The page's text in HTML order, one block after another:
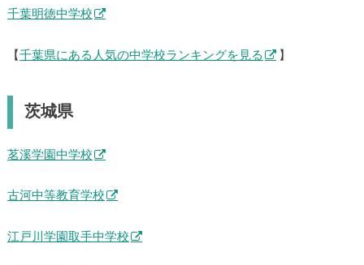
千葉明徳中学校
【 千葉県にある人気の中学校ランキングを見る 】
茨城県
茗溪学園中学校
古河中等教育学校
江戸川学園取手中学校